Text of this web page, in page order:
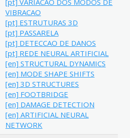
[pt] VARIACAO DOS MODOS DE
VIBRACAO
[pt] ESTRUTURAS 3D
[pt] PASSARELA
[pt] DETECCAO DE DANOS
[pt] REDE NEURAL ARTIFICIAL
[en] STRUCTURAL DYNAMICS
[en] MODE SHAPE SHIFTS
[en] 3D STRUCTURES
[en] FOOTBRIDGE
[en] DAMAGE DETECTION
[en] ARTIFICIAL NEURAL
NETWORK